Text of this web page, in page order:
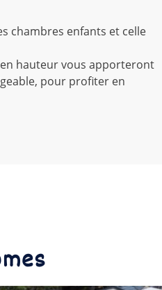
chambres enfants et celle
hauteur vous apporteront
pour profiter en